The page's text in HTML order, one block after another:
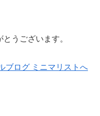
うございます。